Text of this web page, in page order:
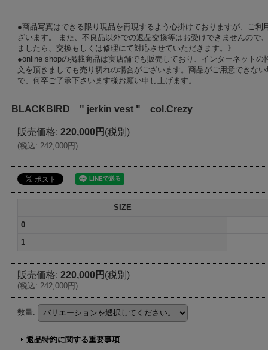
●商品写真はできる限り現品を再現するよう心掛けておりますが、ご
ざいます。 また、不良品以外での返品交換等はお受けできませんので
ましたら、交換もしくは修理にて対応させていただきます。》
●online shopの掲載商品は実店舗でも販売しており、インターネット
文を頂きましても売り切れの場合がございます。商品がご用意できな
で、何卒ご了承下さいます様お願い申し上げます。
BLACKBIRD " jerkin vest " col.Crezy
販売価格: 220,000円 (税別)
(税込: 242,000円)
SIZE
0
1
販売価格: 220,000円 (税別)
(税込: 242,000円)
数量:
返品特約に関する重要事項